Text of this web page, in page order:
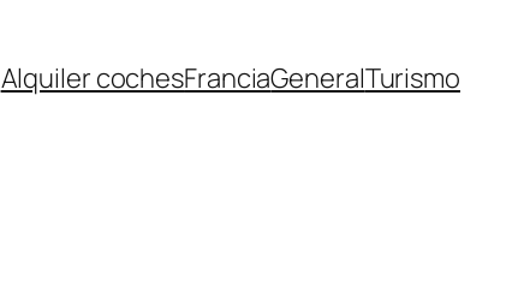
Alquiler cochesFranciaGeneralTurismo